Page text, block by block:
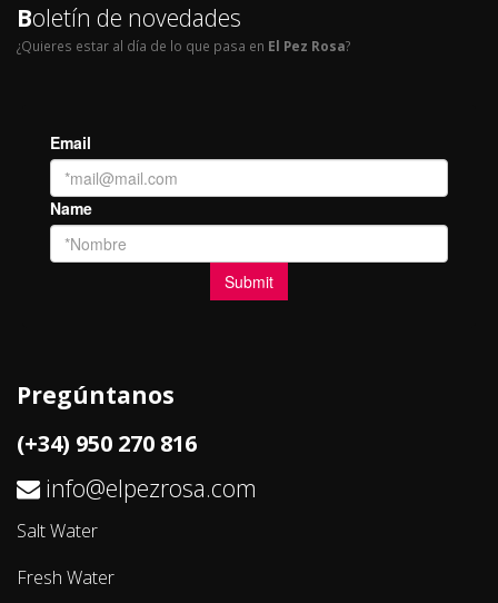
Boletín de novedades
¿Quieres estar al día de lo que pasa en El Pez Rosa?
Pregúntanos
(+34) 950 270 816
info@elpezrosa.com
Salt Water
Fresh Water